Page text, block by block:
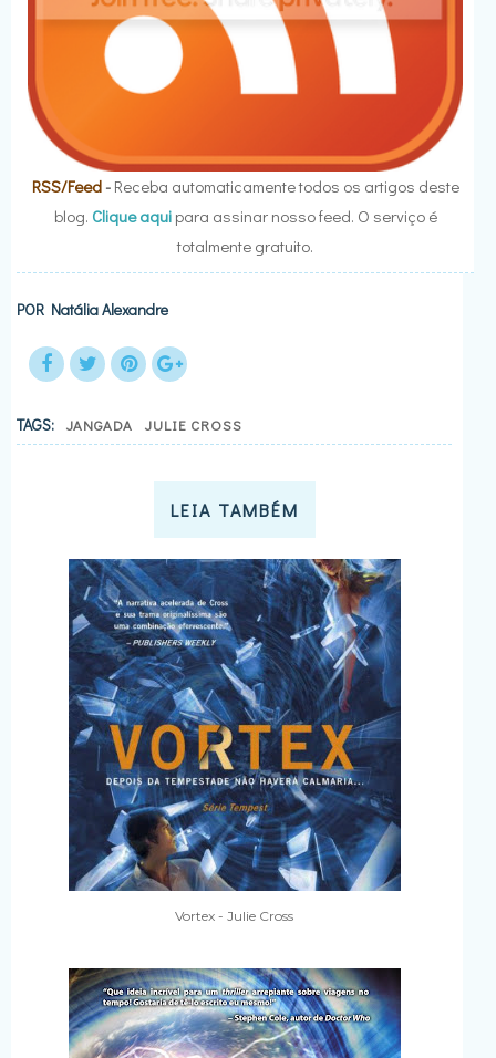
RSS/Feed- Receba automaticamente todos os artigos deste
blog. Clique aquipara assinar nosso feed. O serviço é
totalmente gratuito.
POR Natália Alexandre
TAGS: JANGADA JULIE CROSS
LEIA TAMBÉM
Vortex - Julie Cross